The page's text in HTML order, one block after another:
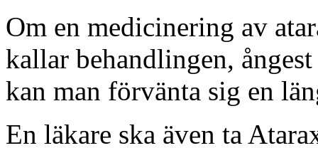
Om en medicinering av
kallar behandlingen,
kan man förvänta sig en
En läkare ska även ta